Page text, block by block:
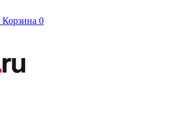
Корзина 0